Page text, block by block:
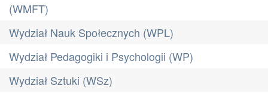
(WMFT)
Wydział Nauk Społecznych (WPL)
Wydział Pedagogiki i Psychologii (WP)
Wydział Sztuki (WSz)